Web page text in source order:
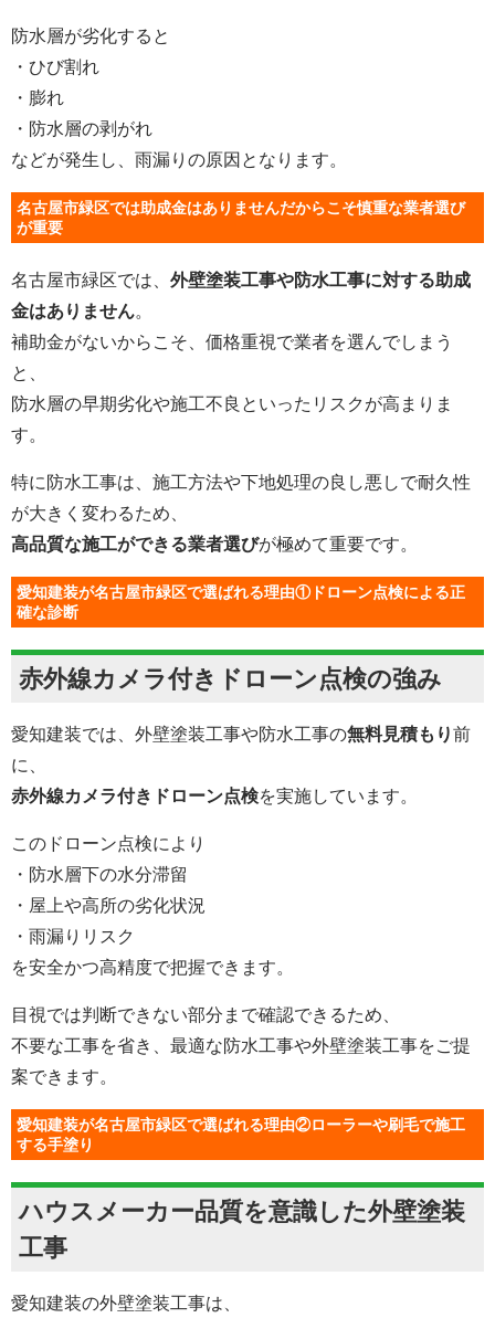
防水層が劣化すると
・ひび割れ
・膨れ
・防水層の剥がれ
などが発生し、雨漏りの原因となります。
名古屋市緑区では助成金はありませんだからこそ慎重な業者選び
が重要
名古屋市緑区では、 外壁塗装工事や防水工事に対する助成
金はありません。
補助金がないからこそ、価格重視で業者を選んでしまう
と、
防水層の早期劣化や施工不良といったリスクが高まりま
す。
特に防水工事は、施工方法や下地処理の良し悪しで耐久性
が大きく変わるため、
高品質な施工ができる業者選びが極めて重要です。
愛知建装が名古屋市緑区で選ばれる理由①ドローン点検による正
確な診断
赤外線カメラ付きドローン点検の強み
愛知建装では、外壁塗装工事や防水工事の無料見積もり前
に、
赤外線カメラ付きドローン点検を実施しています。
このドローン点検により
・防水層下の水分滞留
・屋上や高所の劣化状況
・雨漏りリスク
を安全かつ高精度で把握できます。
目視では判断できない部分まで確認できるため、
不要な工事を省き、最適な防水工事や外壁塗装工事をご提
案できます。
愛知建装が名古屋市緑区で選ばれる理由②ローラーや刷毛で施工
する手塗り
ハウスメーカー品質を意識した外壁塗装
工事
愛知建装の外壁塗装工事は、